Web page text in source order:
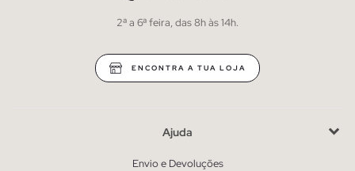
2ª a 6ª feira, das 8h às 14h.
ENCONTRA A TUA LOJA
Ajuda
Envio e Devoluções